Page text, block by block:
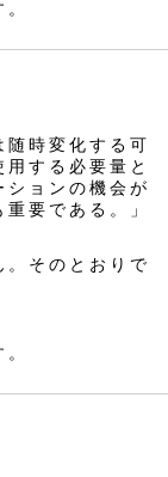
時変化する可
する必要量と
ョンの機会が
要である。」
そのとおりで